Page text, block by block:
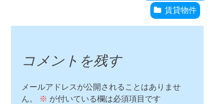
賃貸物件
コメントを残す
メールアドレスが公開されることはありませ
ん。
※ が付いている欄は必須項目です